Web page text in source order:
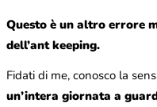
Questo è un altro errore
dell’ant keeping.
Fidati di me, conosco la
un’intera giornata a